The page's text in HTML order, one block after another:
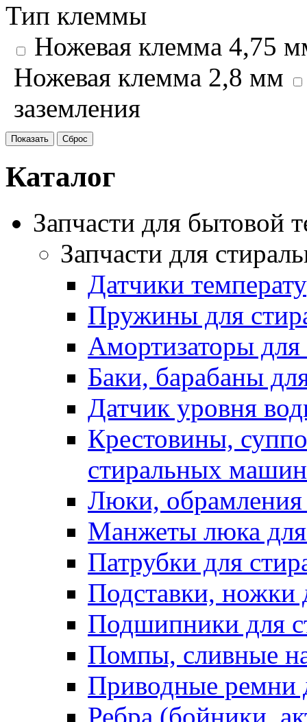
Тип клеммы
Ножевая клемма 4,75
Ножевая клемма 2,8 мм
заземления
Каталог
Запчасти для бытовой
Запчасти для
Датчики
Пружины для
Амортизаторы
Баки, барабаны
Датчик уровня
Крестовины,
стиральных машин
Люки, обрамления
Манжеты люка
Патрубки для
Подставки,
Подшипники для
Помпы, сливные
Приводные ремни